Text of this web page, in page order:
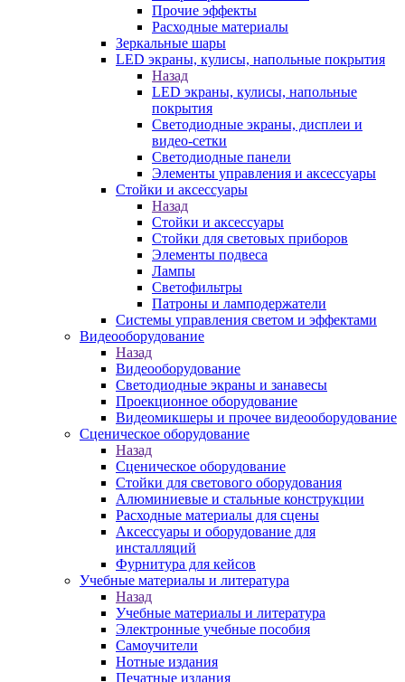
Прочие эффекты
Расходные материалы
Зеркальные шары
LED экраны, кулисы, напольные покрытия
Назад
LED экраны, кулисы, напольные
покрытия
Светодиодные экраны, дисплеи и
видео-сетки
Светодиодные панели
Элементы управления и аксессуары
Стойки и аксессуары
Назад
Стойки и аксессуары
Стойки для световых приборов
Элементы подвеса
Лампы
Светофильтры
Патроны и ламподержатели
Системы управления светом и эффектами
Видеооборудование
Назад
Видеооборудование
Светодиодные экраны и занавесы
Проекционное оборудование
Видеомикшеры и прочее видеооборудование
Сценическое оборудование
Назад
Сценическое оборудование
Стойки для светового оборудования
Алюминиевые и стальные конструкции
Расходные материалы для сцены
Аксессуары и оборудование для
инсталляций
Фурнитура для кейсов
Учебные материалы и литература
Назад
Учебные материалы и литература
Электронные учебные пособия
Самоучители
Нотные издания
Печатные издания